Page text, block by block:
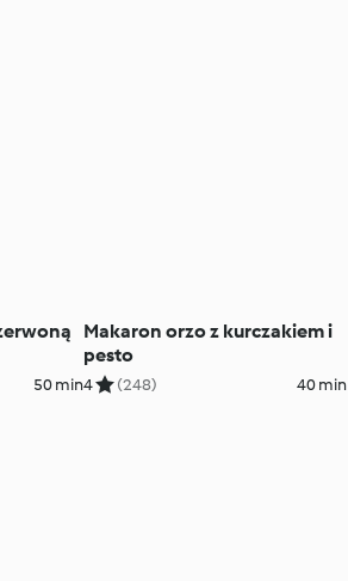
50 min
Makaron orzo z kurczakiem i
pesto
4 (248) 40 min